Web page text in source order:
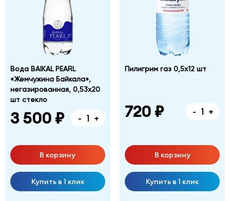
Вода BAIKAL PEARL
«Жемчужина Байкала»,
негазированная, 0,53х20
шт стекло
3 500 ₽ - +
В корзину
Купить в 1 клик
Пилигрим газ 0,5х12 шт
720 ₽ - +
В корзину
Купить в 1 клик